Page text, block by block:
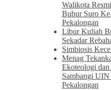
Walikota
Bubur Suro
Pekalongan
Libur Kuliah
Sekadar
Simbiosis
Menag
Ekoteologi
Sambangi
Pekalongan